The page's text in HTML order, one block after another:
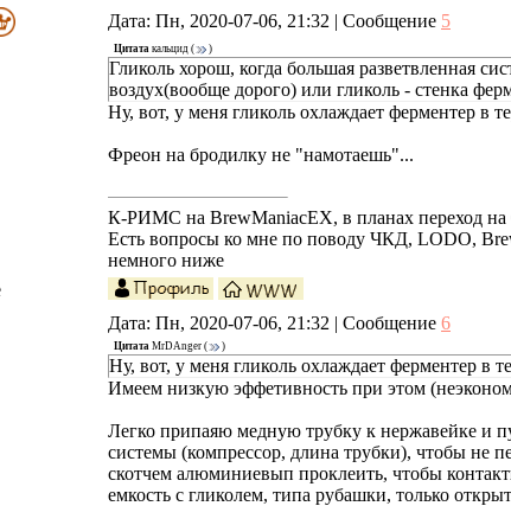
Дата: Пн, 2020-07-06, 21:32 | Сообщение 5
Цитата кальцид ( )
Гликоль хорош, когда большая разветвленная
воздух(вообще дорого) или гликоль - стенка
Ну, вот, у меня гликоль охлаждает ферментер в
Фреон на бродилку не "намотаешь"...
К-РИМС на BrewManiacEX, в планах переход на
Есть вопросы ко мне по поводу ЧКД, LODO,
немного ниже
Дата: Пн, 2020-07-06, 21:32 | Сообщение 6
Цитата MrDAnger ( )
Ну, вот, у меня гликоль охлаждает ферментер в
Имеем низкую эффетивность при этом
Легко припаяю медную трубку к нержавейке и
системы (компрессор, длина трубки), чтобы не
скотчем алюминиевып проклеить, чтобы
емкость с гликолем, типа рубашки, только